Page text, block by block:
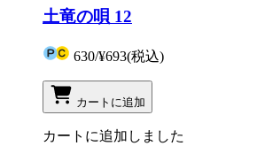
土竜の唄 12
630/¥693(税込)
カートに追加
カートに追加しました